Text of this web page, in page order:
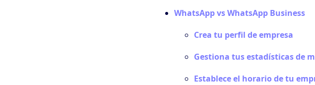
WhatsApp vs WhatsApp Business
Crea tu perfil de empresa
Gestiona tus estadísticas de
Establece el horario de tu